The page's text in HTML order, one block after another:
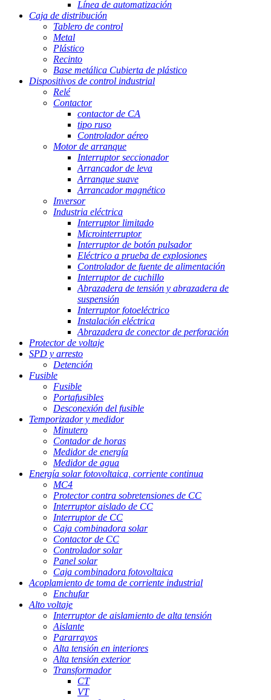
Línea de automatización
Caja de distribución
Tablero de control
Metal
Plástico
Recinto
Base metálica Cubierta de plástico
Dispositivos de control industrial
Relé
Contactor
contactor de CA
tipo ruso
Controlador aéreo
Motor de arranque
Interruptor seccionador
Arrancador de leva
Arranque suave
Arrancador magnético
Inversor
Industria eléctrica
Interruptor limitado
Microinterruptor
Interruptor de botón pulsador
Eléctrico a prueba de explosiones
Controlador de fuente de alimentación
Interruptor de cuchillo
Abrazadera de tensión y abrazadera de
suspensión
Interruptor fotoeléctrico
Instalación eléctrica
Abrazadera de conector de perforación
Protector de voltaje
SPD y arresto
Detención
Fusible
Fusible
Portafusibles
Desconexión del fusible
Temporizador y medidor
Minutero
Contador de horas
Medidor de energía
Medidor de agua
Energía solar fotovoltaica, corriente continua
MC4
Protector contra sobretensiones de CC
Interruptor aislado de CC
Interruptor de CC
Caja combinadora solar
Contactor de CC
Controlador solar
Panel solar
Caja combinadora fotovoltaica
Acoplamiento de toma de corriente industrial
Enchufar
Alto voltaje
Interruptor de aislamiento de alta tensión
Aislante
Pararrayos
Alta tensión en interiores
Alta tensión exterior
Transformador
CT
VT